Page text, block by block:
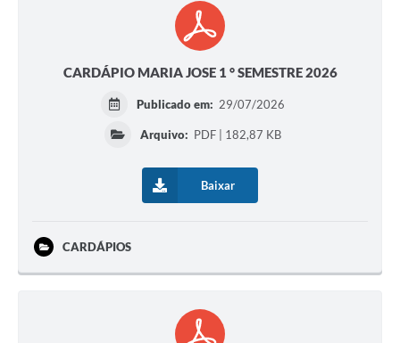
CARDÁPIO MARIA JOSE 1 ° SEMESTRE 2026
Publicado em: 29/07/2026
Arquivo: PDF | 182,87 KB
Baixar
CARDÁPIOS